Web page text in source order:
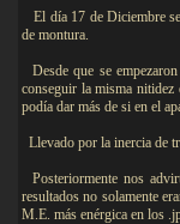
El día 17 de Diciembre
de montura.
Desde que se
conseguir la misma nitidez
podía dar más de si en el
Llevado por la inercia de
Posteriormente nos
resultados no solamente
M.E. más enérgica en los